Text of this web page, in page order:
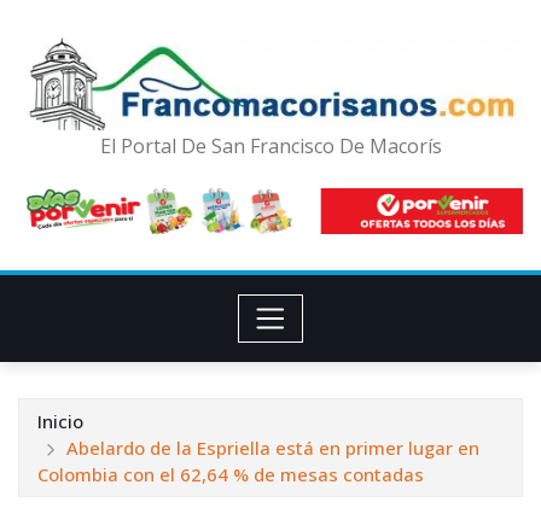
El Portal De San Francisco De Macorís
Inicio
Abelardo de la Espriella está en primer lugar en
Colombia con el 62,64 % de mesas contadas